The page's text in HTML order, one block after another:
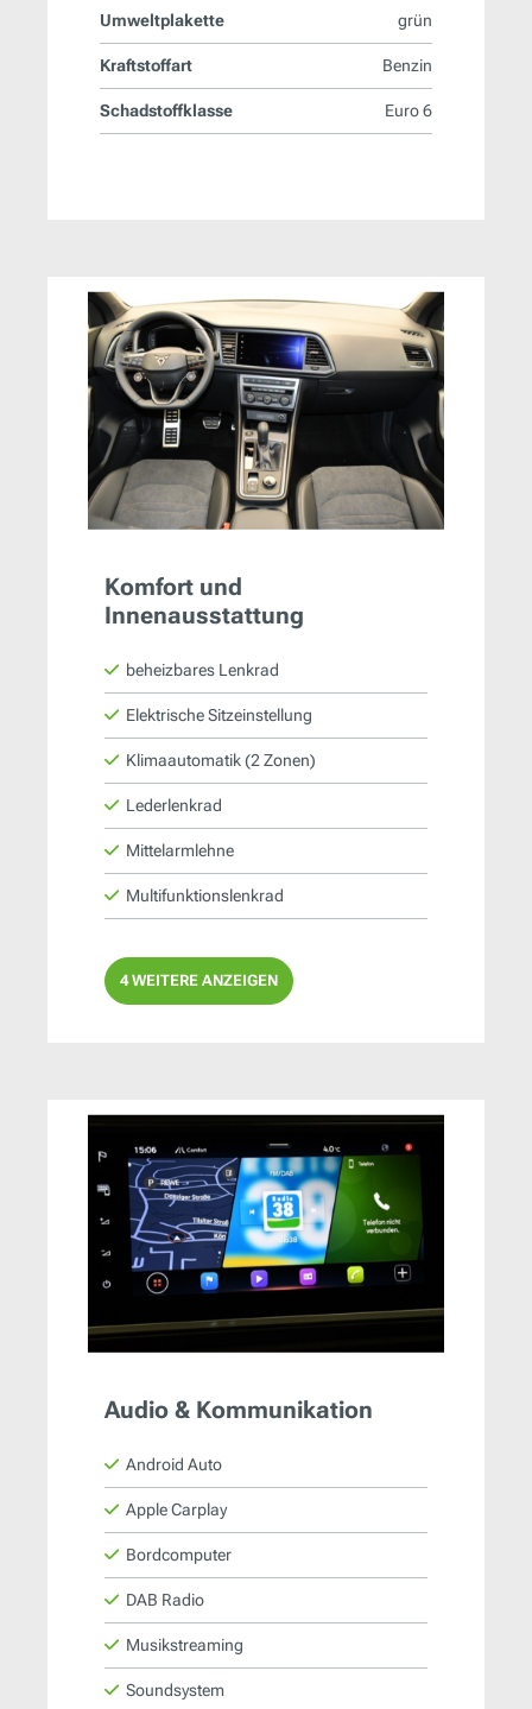
Umweltplakette grün
Kraftstoffart Benzin
Schadstoffklasse Euro 6
Komfort und
Innenausstattung
beheizbares Lenkrad
Elektrische Sitzeinstellung
Klimaautomatik (2 Zonen)
Lederlenkrad
Mittelarmlehne
Multifunktionslenkrad
4 WEITERE ANZEIGEN
Audio & Kommunikation
Android Auto
Apple Carplay
Bordcomputer
DAB Radio
Musikstreaming
Soundsystem